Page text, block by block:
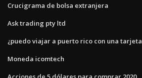
Crucigrama de bolsa extranjera
Ask trading pty ltd
¿puedo viajar a puerto rico con una tarjeta
Moneda icomtech